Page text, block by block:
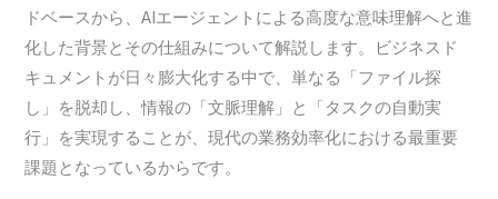
ドベースから、AIエージェントによる高度な意味理解へと進
化した背景とその仕組みについて解説します。ビジネスド
キュメントが日々膨大化する中で、単なる「ファイル探
し」を脱却し、情報の「文脈理解」と「タスクの自動実
行」を実現することが、現代の業務効率化における最重要
課題となっているからです。